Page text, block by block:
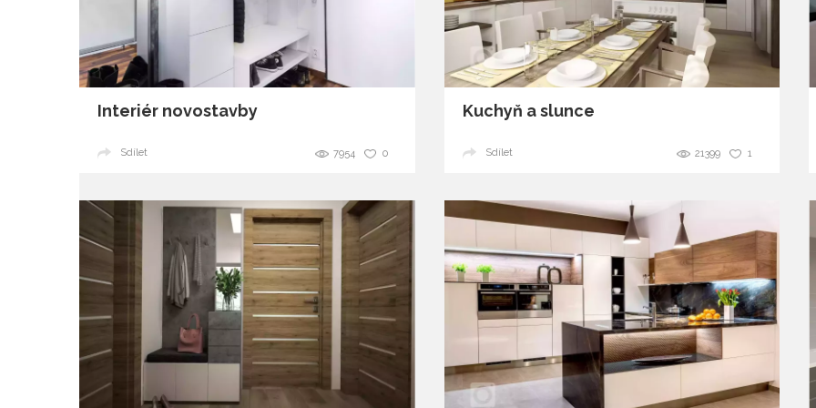
glamour
Interiér novostavby
0
7954
Sdílet
Kuchyň a slunce
1
21399
Sdílet